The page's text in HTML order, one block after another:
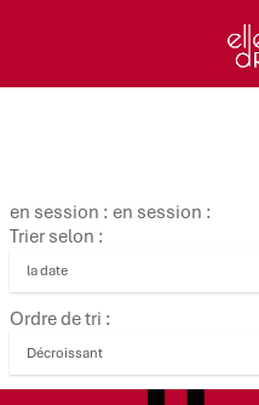
en session : en session :
Trier selon :
Ordre de tri :